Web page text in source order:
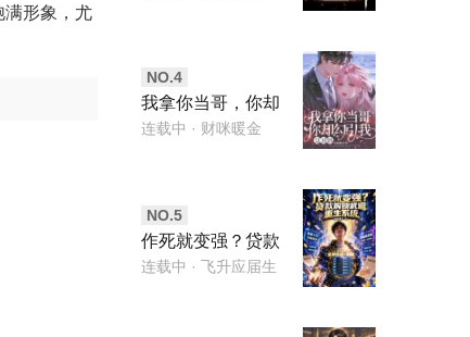
满形象，尤
NO.4
我拿你当哥，你却
勾引我，这对吗
连载中 · 财咪暖金
NO.5
作死就变强？贷款
解锁武道重生系统
连载中 · 飞升应届生